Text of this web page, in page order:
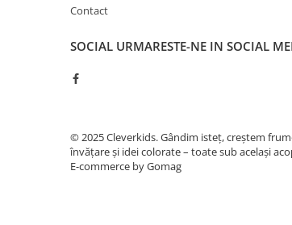
Manichiura si Pedichiura
Produse igiena intima
Contact
SOCIAL URMARESTE-NE IN SOCIAL
© 2025 Cleverkids. Gândim isteț, creștem
învățare și idei colorate – toate sub același
E-commerce by Gomag